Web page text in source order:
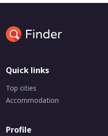
Quick links
Top cities
Accommodation
Profile